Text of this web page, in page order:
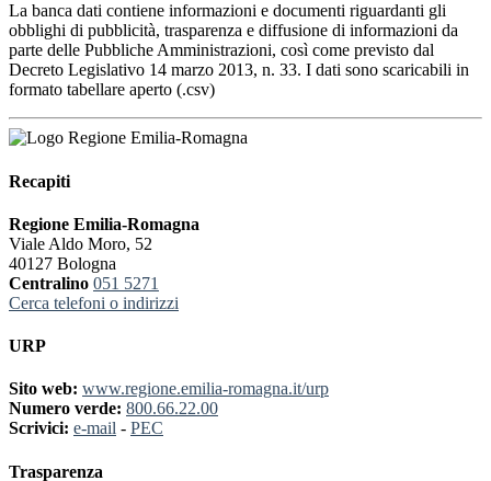
La banca dati contiene informazioni e documenti riguardanti gli
obblighi di pubblicità, trasparenza e diffusione di informazioni da
parte delle Pubbliche Amministrazioni, così come previsto dal
Decreto Legislativo 14 marzo 2013, n. 33. I dati sono scaricabili in
formato tabellare aperto (.csv)
Recapiti
Regione Emilia-Romagna
Viale Aldo Moro, 52
40127 Bologna
Centralino 051 5271
Cerca telefoni o indirizzi
URP
Sito web: www.regione.emilia-romagna.it/urp
Numero verde: 800.66.22.00
Scrivici: e-mail - PEC
Trasparenza